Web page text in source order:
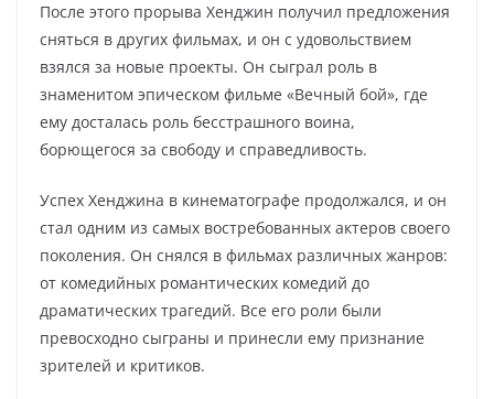
После этого прорыва Хенджин получил предложения
сняться в других фильмах, и он с удовольствием
взялся за новые проекты. Он сыграл роль в
знаменитом эпическом фильме «Вечный бой», где
ему досталась роль бесстрашного воина,
борющегося за свободу и справедливость.
Успех Хенджина в кинематографе продолжался, и он
стал одним из самых востребованных актеров своего
поколения. Он снялся в фильмах различных жанров:
от комедийных романтических комедий до
драматических трагедий. Все его роли были
превосходно сыграны и принесли ему признание
зрителей и критиков.